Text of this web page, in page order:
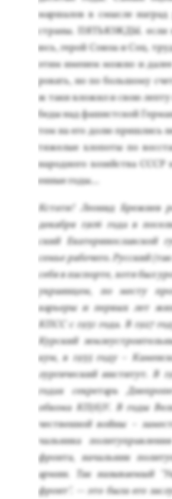
мар­ша­лов в смыс­ле
стра­ны. ПЯТЬ­ЮЖ­ДЫ. ес­ли
юсь, ге­рой Со­юза и Соц.
этим име­нем мож­но и
ровать, но по боль­шо­му
ж та­ки вло­жил и свою
беды над фа­шист­ской
том на его до­лю приш­лись
тя­желые хло­поты по
на­род­но­го хо­зяй­ства СССР
ен­ные го­ды...
Кста­ти! Ле­онид Бреж­нев
де­каб­ря 1906 го­да в
ский Ека­тери­нос­лав­ской
семье ра­боче­го. Рус­ский
се­бя в пас­порте, хо­тя был
ук­ра­ин­цем, по мес­ту
карь­еры и пер­вых лет
КПСС с 1931 го­да. В 1927
Кур­ский
кум, в 1935 го­ду –
лурги­чес­кий ин­сти­тут. В
го­дах сек­ре­тарь
об­ко­ма КП(б)У. В го­ды
чес­твен­ной вой­ны –
чаль­ни­ка
фрон­та, на­чаль­ник
ар­мии. Так на­зыва­емый
фронт". -- это бы­ла его